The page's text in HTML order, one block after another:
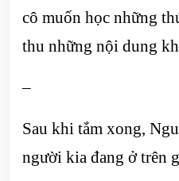
cô muốn học những
thu những nội dung
–
Sau khi tắm xong,
người kia đang ở trên